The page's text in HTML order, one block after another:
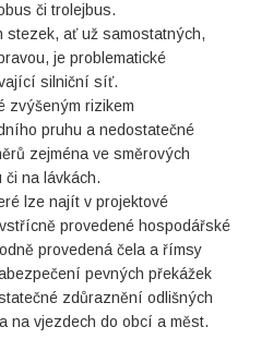
či trolejbus.
stezek, ať už samostatných,
je problematické
silniční síť.
zvýšeným rizikem
pruhu a nedostatečné
zejména ve směrových
či na lávkách.
lze najít v projektové
provedené hospodářské
provedená čela a římsy
pevných překážek
zdůraznění odlišných
na vjezdech do obcí a měst.